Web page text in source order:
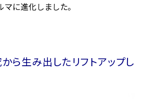
マに進化しました。
ら生み出したリフトアップし